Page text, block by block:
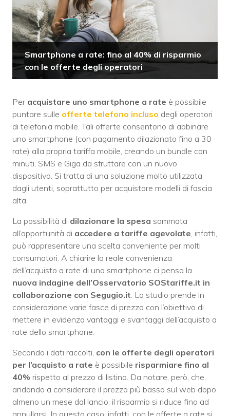
Smartphone a rate: fino al 40% di risparmio
con le offerte degli operatori
Per acquistare uno smartphone a rate è possibile
puntare sulle offerte telefono incluso degli operatori
di telefonia mobile. Tali offerte consentono di abbinare
uno smartphone (con pagamento dilazionato fino a 30
rate) alla propria tariffa mobile, creando un bundle con
minuti, SMS e Giga da sfruttare con un nuovo
dispositivo. Si tratta di una soluzione molto utilizzata
dagli utenti, soprattutto per acquistare modelli di fascia
alta.
La possibilità di dilazionare la spesa sommata
all’opportunità di accedere a tariffe agevolate , infatti,
può rappresentare una scelta conveniente per molti
consumatori. A chiarire la reale convenienza
dell’acquisto a rate di uno smartphone ci pensa la
nuova indagine dell’Osservatorio SOStariffe.it in
collaborazione con Segugio.it . Lo studio prende in
considerazione varie fasce di prezzo con l’obiettivo di
mettere in evidenza vantaggi e svantaggi dell’acquisto a
rate dello smartphone.
Secondo i dati raccolti, con le offerte degli operatori
per l’acquisto a rate è possibile risparmiare fino al
40% rispetto al prezzo di listino. Da notare, però, che,
andando a considerare il prezzo più basso sul web dopo
almeno un mese dal lancio, il risparmio si riduce fino ad
annullarsi. In questo caso, infatti, con le offerte a rate si